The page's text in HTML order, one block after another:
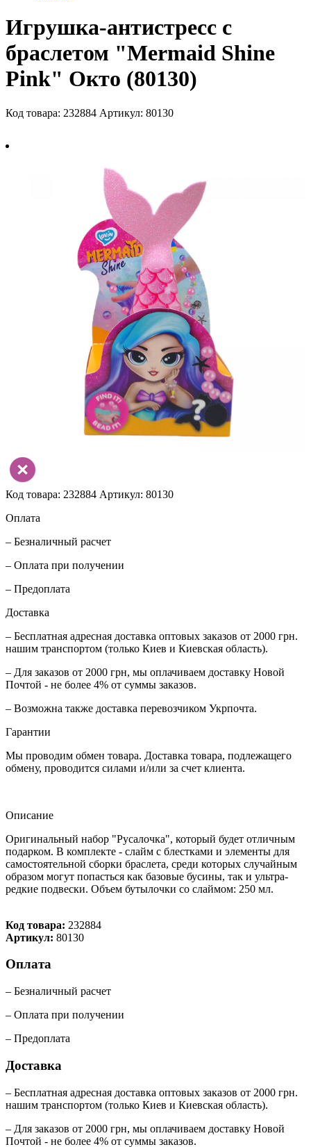
Игрушка-антистресс с
браслетом "Mermaid Shine
Pink" Окто (80130)
Код товара: 232884 Артикул: 80130
Код товара: 232884 Артикул: 80130
Оплата
– Безналичный расчет
– Оплата при получении
– Предоплата
Доставка
– Бесплатная адресная доставка оптовых заказов от 2000 грн.
нашим транспортом (только Киев и Киевская область).
– Для заказов от 2000 грн, мы оплачиваем доставку Новой
Почтой - не более 4% от суммы заказов.
– Возможна также доставка перевозчиком Укрпочта.
Гарантии
Мы проводим обмен товара. Доставка товара, подлежащего
обмену, проводится силами и/или за счет клиента.
Описание
Оригинальный набор "Русалочка", который будет отличным
подарком. В комплекте - слайм с блестками и элементы для
самостоятельной сборки браслета, среди которых случайным
образом могут попасться как базовые бусины, так и ультра-
редкие подвески. Объем бутылочки со слаймом: 250 мл.
Код товара: 232884
Артикул: 80130
Оплата
– Безналичный расчет
– Оплата при получении
– Предоплата
Доставка
– Бесплатная адресная доставка оптовых заказов от 2000 грн.
нашим транспортом (только Киев и Киевская область).
– Для заказов от 2000 грн, мы оплачиваем доставку Новой
Почтой - не более 4% от суммы заказов.